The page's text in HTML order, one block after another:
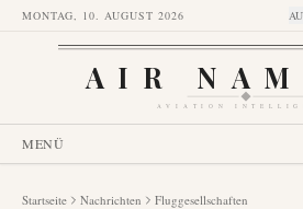
MONTAG, 10. AUGUST 2026
AIR
AVIATION
MENÜ
Startseite Nachrichten
Fluggesellschaften